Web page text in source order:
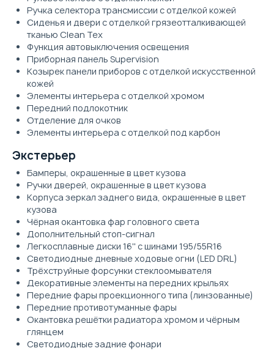
Ручка селектора трансмиссии с отделкой кожей
Сиденья и двери с отделкой грязеотталкивающей
тканью Clean Tex
Функция автовыключения освещения
Приборная панель Supervision
Козырек панели приборов с отделкой искусственной
кожей
Элементы интерьера с отделкой хромом
Передний подлокотник
Отделение для очков
Элементы интерьера с отделкой под карбон
Экстерьер
Бамперы, окрашенные в цвет кузова
Ручки дверей, окрашенные в цвет кузова
Корпуса зеркал заднего вида, окрашенные в цвет
кузова
Чёрная окантовка фар головного света
Дополнительный стоп-сигнал
Легкосплавные диски 16'' с шинами 195/55R16
Светодиодные дневные ходовые огни (LED DRL)
Трёхструйные форсунки стеклоомывателя
Декоративные элементы на передних крыльях
Передние фары проекционного типа (линзованные)
Передние противотуманные фары
Окантовка решётки радиатора хромом и чёрным
глянцем
Светодиодные задние фонари